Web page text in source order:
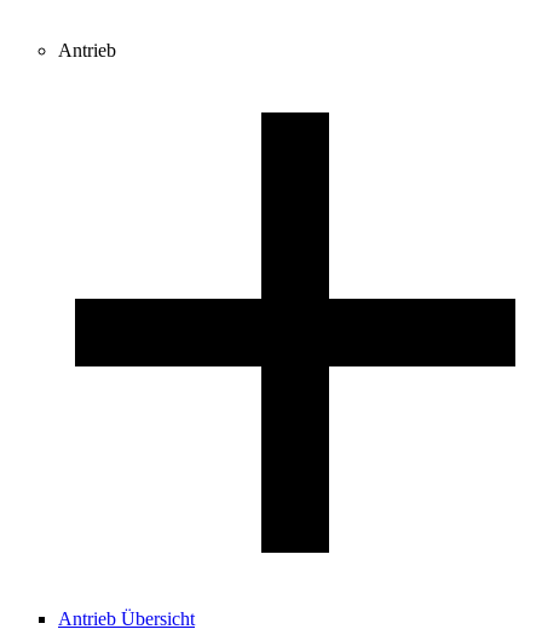
Antrieb
Antrieb Übersicht